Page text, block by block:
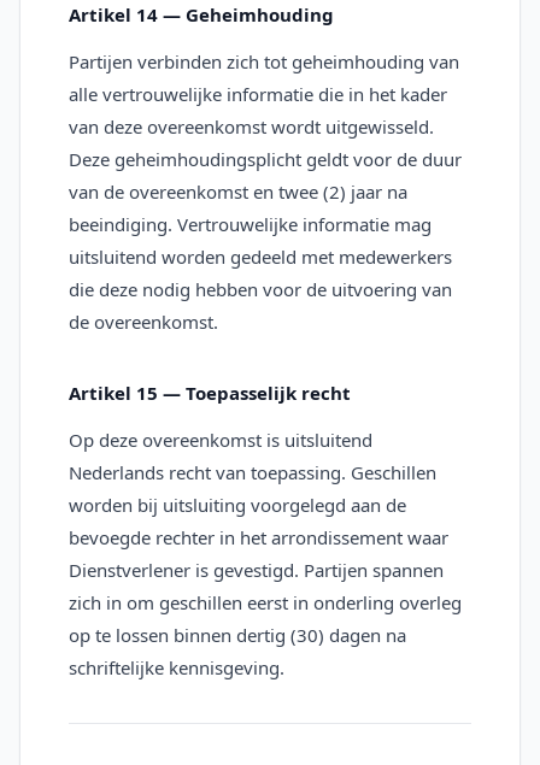
Artikel 14 — Geheimhouding
Partijen verbinden zich tot geheimhouding van
alle vertrouwelijke informatie die in het kader
van deze overeenkomst wordt uitgewisseld.
Deze geheimhoudingsplicht geldt voor de duur
van de overeenkomst en twee (2) jaar na
beeindiging. Vertrouwelijke informatie mag
uitsluitend worden gedeeld met medewerkers
die deze nodig hebben voor de uitvoering van
de overeenkomst.
Artikel 15 — Toepasselijk recht
Op deze overeenkomst is uitsluitend
Nederlands recht van toepassing. Geschillen
worden bij uitsluiting voorgelegd aan de
bevoegde rechter in het arrondissement waar
Dienstverlener is gevestigd. Partijen spannen
zich in om geschillen eerst in onderling overleg
op te lossen binnen dertig (30) dagen na
schriftelijke kennisgeving.